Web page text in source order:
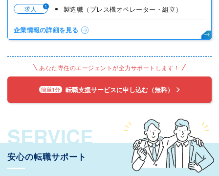
求人 1 製造職（プレス機オペレーター・組立）
企業情報の詳細を見る
あなた専任のエージェントが全力サポートします！
簡単1分 転職支援サービスに申し込む（無料）
SERVICE
安心の転職サポート